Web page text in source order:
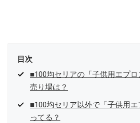
目次
■100均セリアの「子供用エプ
売り場は？
■100均セリア以外で「子供用
ってる？